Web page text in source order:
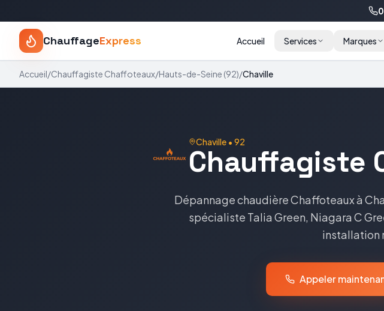
ChauffageExpress Accueil Services Marques
Accueil/Chauffagiste Chaffoteaux/Hauts-de-Seine (92)/Chaville
Chaville • 92
Chauffagiste
Dépannage chaudièreChaffoteauxà
spécialiste Talia Green, Niagara C
installation
Appeler